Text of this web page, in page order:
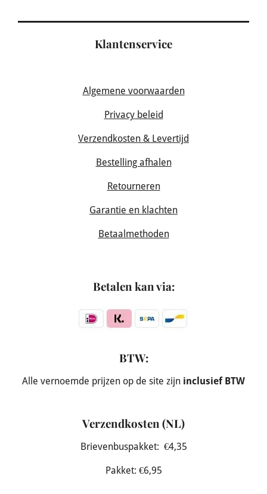
Klantenservice
Algemene voorwaarden
Privacy beleid
Verzendkosten & Levertijd
Bestelling afhalen
Retourneren
Garantie en klachten
Betaalmethoden
Betalen kan via:
BTW:
Alle vernoemde prijzen op de site zijn inclusief BTW
Verzendkosten (NL)
Brievenbuspakket: €4,35
Pakket: €6,95